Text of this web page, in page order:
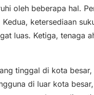
oleh beberapa hal.
ketersediaan
luas. Ketiga, tenaga
tinggal di kota
di luar kota